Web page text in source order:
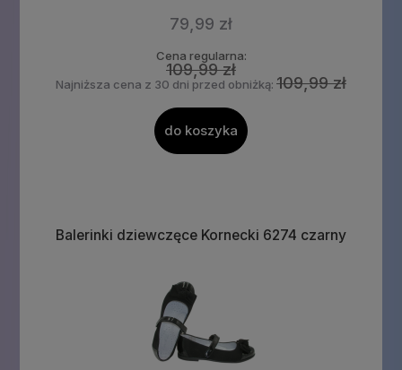
79,99 zł
Cena regularna:
109,99 zł
Najniższa cena z 30 dni przed obniżką: 109,99 zł
do koszyka
Balerinki dziewczęce Kornecki 6274 czarny